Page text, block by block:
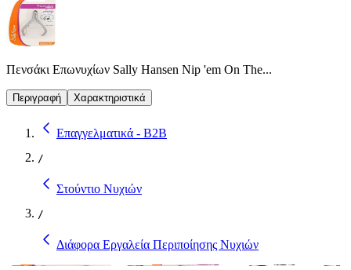
Πενσάκι Επωνυχίων Sally Hansen Nip 'em On The...
Περιγραφή Χαρακτηριστικά
Επαγγελματικά - B2B
/
Στούντιο Νυχιών
/
Διάφορα Εργαλεία Περιποίησης Νυχιών